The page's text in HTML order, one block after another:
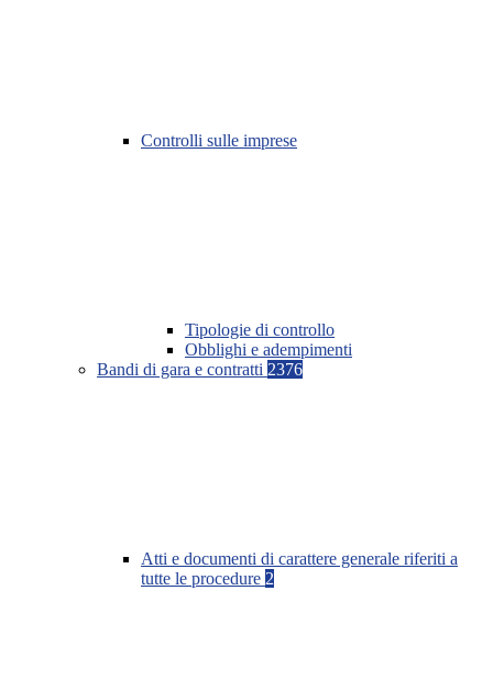
Controlli sulle imprese
Tipologie di controllo
Obblighi e adempimenti
Bandi di gara e contratti 2376
Atti e documenti di carattere generale riferiti a
tutte le procedure 2